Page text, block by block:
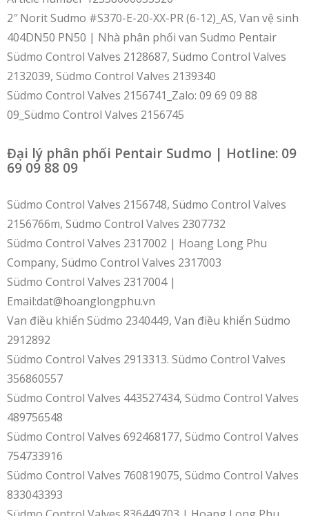
2″ Norit Sudmo #S370-E-20-XX-PR (6-12)_AS, Van vệ sinh
404DN50 PN50 | Nhà phân phối van Sudmo Pentair
Südmo Control Valves 2128687, Südmo Control Valves
2132039, Südmo Control Valves 2139340
Südmo Control Valves 2156741_Zalo: 09 69 09 88
09_Südmo Control Valves 2156745
Đại lý phân phối Pentair Sudmo | Hotline: 09
69 09 88 09
Südmo Control Valves 2156748, Südmo Control Valves
2156766m, Südmo Control Valves 2307732
Südmo Control Valves 2317002 | Hoang Long Phu
Company, Südmo Control Valves 2317003
Südmo Control Valves 2317004 |
Email:dat@hoanglongphu.vn
Van điều khiển Südmo 2340449, Van điều khiển Südmo
2912892
Südmo Control Valves 2913313. Südmo Control Valves
356860557
Südmo Control Valves 443527434, Südmo Control Valves
489756548
Südmo Control Valves 692468177, Südmo Control Valves
754733916
Südmo Control Valves 760819075, Südmo Control Valves
833043393